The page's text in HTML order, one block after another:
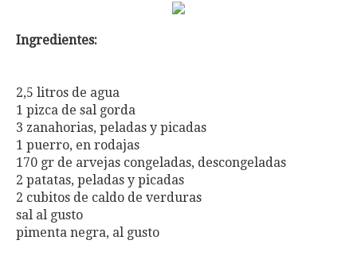
Ingredientes:
2,5 litros de agua
1 pizca de sal gorda
3 zanahorias, peladas y picadas
1 puerro, en rodajas
170 gr de arvejas congeladas, descongeladas
2 patatas, peladas y picadas
2 cubitos de caldo de verduras
sal al gusto
pimenta negra, al gusto